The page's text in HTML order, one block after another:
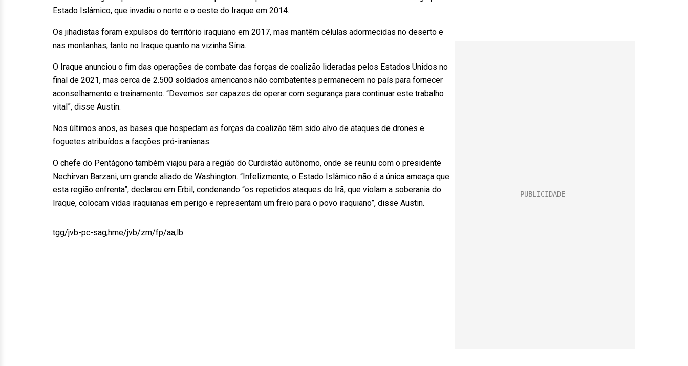
Estado Islâmico, que invadiu o norte e o oeste do Iraque em 2014.
Os jihadistas foram expulsos do território iraquiano em 2017, mas mantêm células adormecidas no deserto e
nas montanhas, tanto no Iraque quanto na vizinha Síria.
O Iraque anunciou o fim das operações de combate das forças de coalizão lideradas pelos Estados Unidos no
final de 2021, mas cerca de 2.500 soldados americanos não combatentes permanecem no país para fornecer
aconselhamento e treinamento. “Devemos ser capazes de operar com segurança para continuar este trabalho
vital”, disse Austin.
Nos últimos anos, as bases que hospedam as forças da coalizão têm sido alvo de ataques de drones e
foguetes atribuídos a facções pró-iranianas.
O chefe do Pentágono também viajou para a região do Curdistão autônomo, onde se reuniu com o presidente
Nechirvan Barzani, um grande aliado de Washington. “Infelizmente, o Estado Islâmico não é a única ameaça que
esta região enfrenta”, declarou em Erbil, condenando “os repetidos ataques do Irã, que violam a soberania do
Iraque, colocam vidas iraquianas em perigo e representam um freio para o povo iraquiano”, disse Austin.
tgg/jvb-pc-sag;hme/jvb/zm/fp/aa;lb